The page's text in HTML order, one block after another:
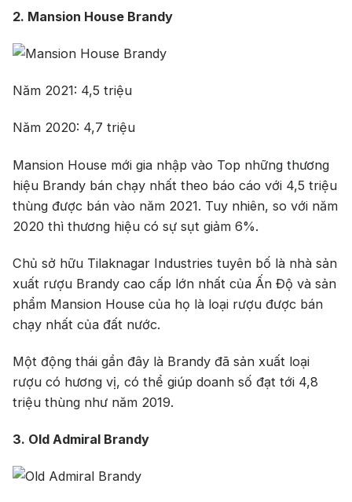
2. Mansion House Brandy
Năm 2021: 4,5 triệu
Năm 2020: 4,7 triệu
Mansion House mới gia nhập vào Top những thương
hiệu Brandy bán chạy nhất theo báo cáo với 4,5 triệu
thùng được bán vào năm 2021. Tuy nhiên, so với năm
2020 thì thương hiệu có sự sụt giảm 6%.
Chủ sở hữu Tilaknagar Industries tuyên bố là nhà sản
xuất rượu Brandy cao cấp lớn nhất của Ấn Độ và sản
phẩm Mansion House của họ là loại rượu được bán
chạy nhất của đất nước.
Một động thái gần đây là Brandy đã sản xuất loại
rượu có hương vị, có thể giúp doanh số đạt tới 4,8
triệu thùng như năm 2019.
3. Old Admiral Brandy